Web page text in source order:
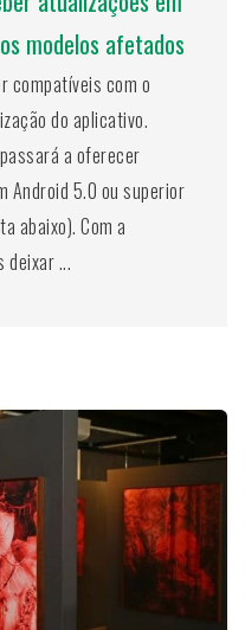
modelos afetados
compatíveis com o
do aplicativo.
a oferecer
Android 5.0 ou superior
abaixo). Com a
deixar ...